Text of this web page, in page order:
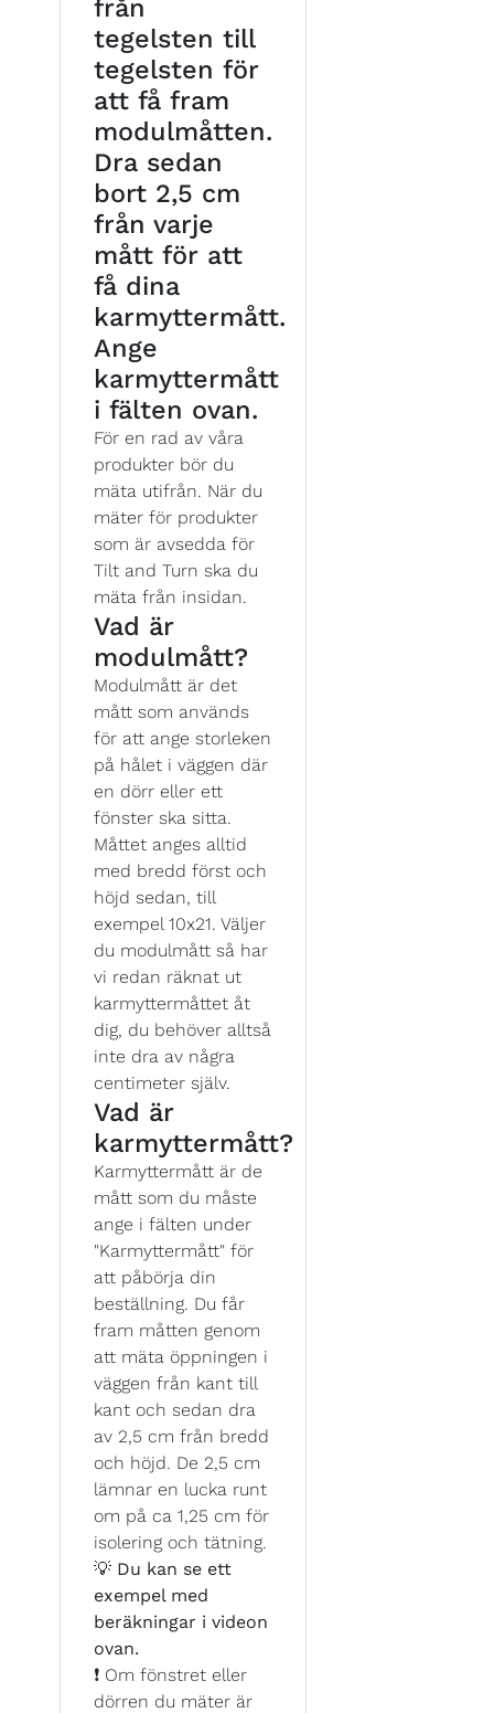
från
tegelsten till
tegelsten för
att få fram
modulmåtten.
Dra sedan
bort 2,5 cm
från varje
mått för att
få dina
karmyttermått.
Ange
karmyttermått
i fälten ovan.
För en rad av våra
produkter bör du
mäta utifrån. När du
mäter för produkter
som är avsedda för
Tilt and Turn ska du
mäta från insidan.
Vad är
modulmått?
Modulmått är det
mått som används
för att ange storleken
på hålet i väggen där
en dörr eller ett
fönster ska sitta.
Måttet anges alltid
med bredd först och
höjd sedan, till
exempel 10x21. Väljer
du modulmått så har
vi redan räknat ut
karmyttermåttet åt
dig, du behöver alltså
inte dra av några
centimeter själv.
Vad är
karmyttermått?
Karmyttermått är de
mått som du måste
ange i fälten under
"Karmyttermått" för
att påbörja din
beställning. Du får
fram måtten genom
att mäta öppningen i
väggen från kant till
kant och sedan dra
av 2,5 cm från bredd
och höjd. De 2,5 cm
lämnar en lucka runt
om på ca 1,25 cm för
isolering och tätning.
💡 Du kan se ett
exempel med
beräkningar i videon
ovan.
❗ Om fönstret eller
dörren du mäter är